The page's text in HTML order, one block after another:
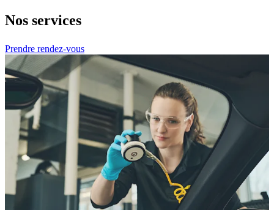
Nos services
Prendre rendez-vous